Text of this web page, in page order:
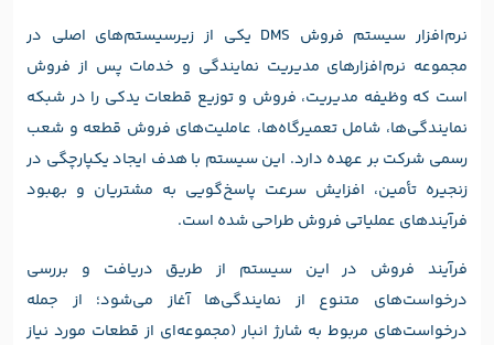
نرم‌افزار سیستم فروش DMS یکی از زیرسیستم‌های اصلی در
مجموعه نرم‌افزارهای مدیریت نمایندگی و خدمات پس از فروش
است که وظیفه مدیریت، فروش و توزیع قطعات یدکی را در شبکه
نمایندگی‌ها، شامل تعمیرگاه‌ها، عاملیت‌های فروش قطعه و شعب
رسمی شرکت بر عهده دارد. این سیستم با هدف ایجاد یکپارچگی در
زنجیره تأمین، افزایش سرعت پاسخ‌گویی به مشتریان و بهبود
فرآیندهای عملیاتی فروش طراحی شده است.
فرآیند فروش در این سیستم از طریق دریافت و بررسی
درخواست‌های متنوع از نمایندگی‌ها آغاز می‌شود؛ از جمله
درخواست‌های مربوط به شارژ انبار (مجموعه‌ای از قطعات مورد نیاز